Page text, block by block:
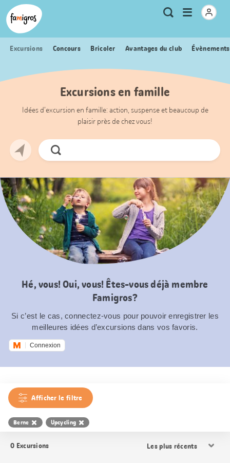
Signets
de
navigation
Header
Logo Métanavigation
RechercheOuvrir
Excursions Concours Bricoler Avantages du club
Excursions en famille
Idées d’excursion en famille: action, suspense et beaucoup de
plaisir près de chez vous!
Chercher
Hé, vous! Oui, vous! Êtes-vous déjà membre
Famigros?
Si c’est le cas, connectez-vous pour pouvoir enregistrer les
meilleures idées d’excursions dans vos favoris.
Connexion
Afficher le filtre
Berne Upcycling
0 Excursions
les